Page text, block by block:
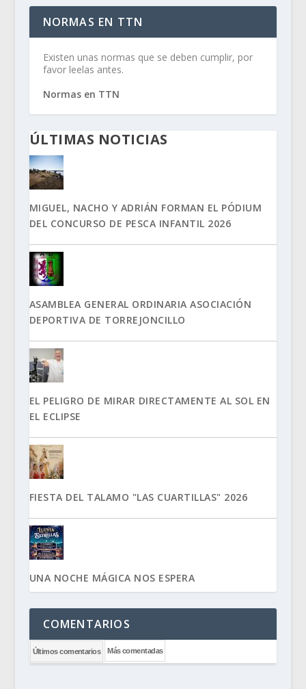
NORMAS EN TTN
Existen unas normas que se deben cumplir, por
favor leelas antes.
Normas en TTN
ÚLTIMAS NOTICIAS
MIGUEL, NACHO Y ADRIÁN FORMAN EL PÓDIUM
DEL CONCURSO DE PESCA INFANTIL 2026
ASAMBLEA GENERAL ORDINARIA ASOCIACIÓN
DEPORTIVA DE TORREJONCILLO
EL PELIGRO DE MIRAR DIRECTAMENTE AL SOL EN
EL ECLIPSE
FIESTA DEL TALAMO "LAS CUARTILLAS" 2026
UNA NOCHE MÁGICA NOS ESPERA
COMENTARIOS
Últimos comentarios Más comentadas